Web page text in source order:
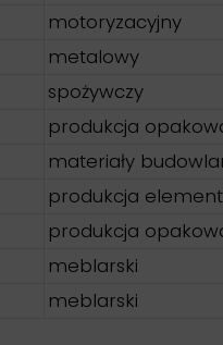
motoryzacyjny
metalowy
spożywczy
produkcja
materiały
produkcja
produkcja
meblarski
meblarski